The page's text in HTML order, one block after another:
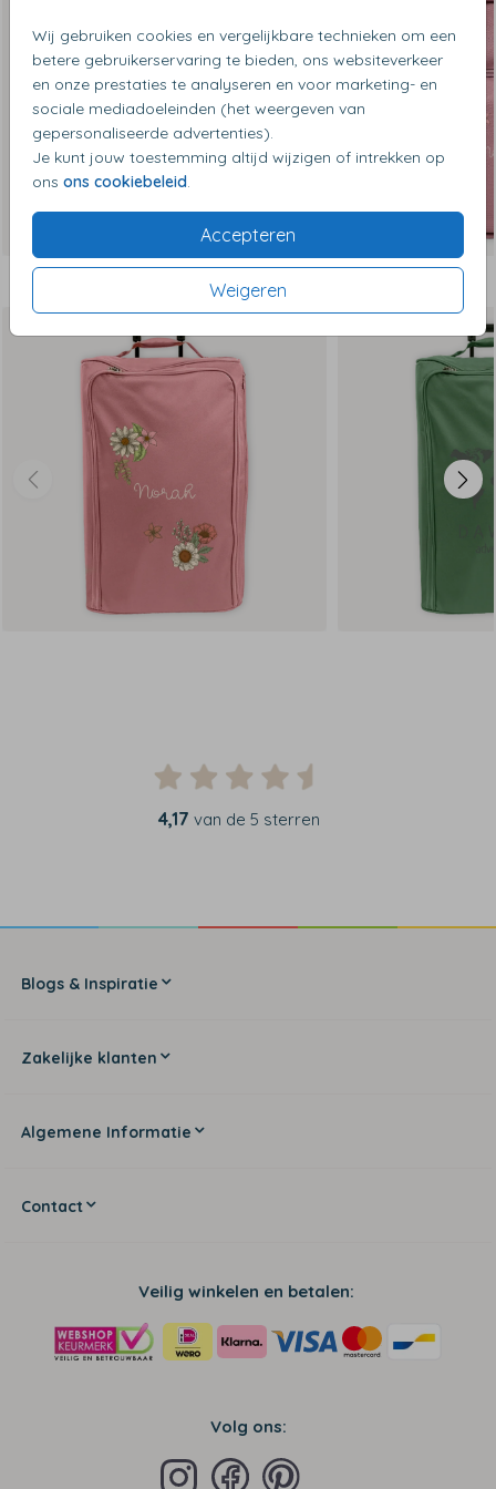
Wij gebruiken cookies en vergelijkbare technieken om een
betere gebruikerservaring te bieden, ons websiteverkeer
en onze prestaties te analyseren en voor marketing- en
sociale mediadoeleinden (het weergeven van
gepersonaliseerde advertenties).
Je kunt jouw toestemming altijd wijzigen of intrekken op
ons ons cookiebeleid
Accepteren
Weigeren
Dit vind je misschien ook leuk
4,17 van de 5 sterren
Blogs & Inspiratie
Zakelijke klanten
Algemene Informatie
Contact
Veilig winkelen en betalen:
Volg ons: